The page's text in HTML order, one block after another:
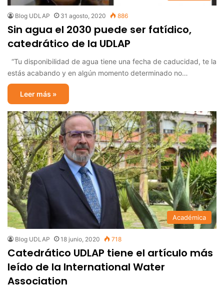
Blog UDLAP 31 agosto, 2020 886
Sin agua el 2030 puede ser fatídico,
catedrático de la UDLAP
“Tu disponibilidad de agua tiene una fecha de caducidad, te la
estás acabando y en algún momento determinado no…
Leer más »
Académica
Blog UDLAP 18 junio, 2020 718
Catedrático UDLAP tiene el artículo más
leído de la International Water
Association